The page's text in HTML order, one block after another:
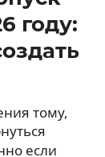
году:
тому,
если